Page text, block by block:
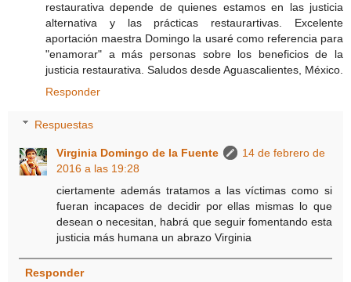
restaurativa depende de quienes estamos en las justicia
alternativa y las prácticas restaurartivas. Excelente
aportación maestra Domingo la usaré como referencia para
"enamorar" a más personas sobre los beneficios de la
justicia restaurativa. Saludos desde Aguascalientes, México.
Responder
Respuestas
Virginia Domingo de la Fuente
14 de febrero de
2016 a las 19:28
ciertamente además tratamos a las víctimas como si
fueran incapaces de decidir por ellas mismas lo que
desean o necesitan, habrá que seguir fomentando esta
justicia más humana un abrazo Virginia
Responder